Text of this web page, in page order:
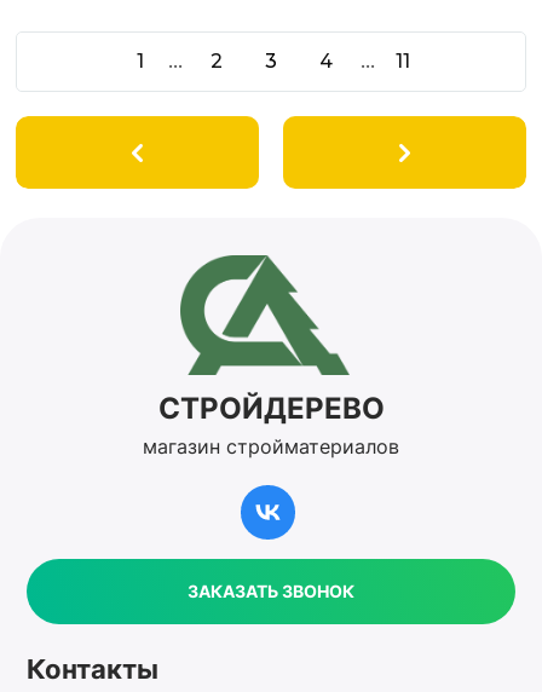
1 ... 2 3 4 ... 11
СТРОЙДЕРЕВО
магазин стройматериалов
ЗАКАЗАТЬ ЗВОНОК
Контакты